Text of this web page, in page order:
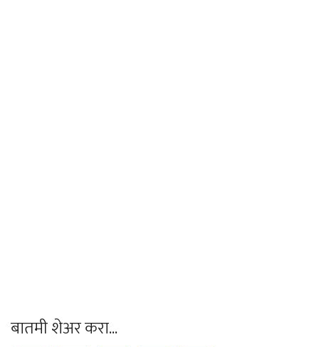
बातमी शेअर करा...